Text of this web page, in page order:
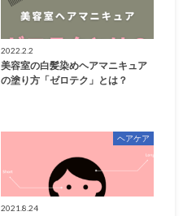
2022.2.2
美容室の白髪染めヘアマニキュア
の塗り方「ゼロテク」とは？
ヘアケア
2021.8.24